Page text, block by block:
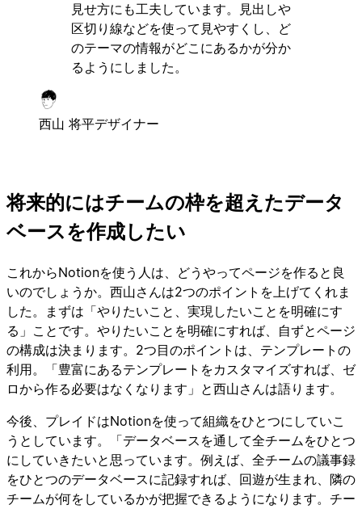
見せ方にも工夫しています。見出しや
区切り線などを使って見やすくし、ど
のテーマの情報がどこにあるかが分か
るようにしました。
西山 将平デザイナー
将来的にはチームの枠を超えたデータ
ベースを作成したい
これからNotionを使う人は、どうやってページを作ると良
いのでしょうか。西山さんは2つのポイントを上げてくれま
した。まずは「やりたいこと、実現したいことを明確にす
る」ことです。やりたいことを明確にすれば、自ずとページ
の構成は決まります。2つ目のポイントは、テンプレートの
利用。「豊富にあるテンプレートをカスタマイズすれば、ゼ
ロから作る必要はなくなります」と西山さんは語ります。
今後、プレイドはNotionを使って組織をひとつにしていこ
うとしています。「データベースを通して全チームをひとつ
にしていきたいと思っています。例えば、全チームの議事録
をひとつのデータベースに記録すれば、回遊が生まれ、隣の
チームが何をしているかが把握できるようになります。チー